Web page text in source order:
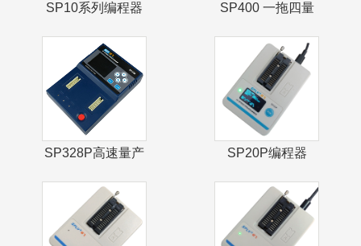
SP10系列编程器
SP400 一拖四量
SP328P高速量产
SP20P编程器